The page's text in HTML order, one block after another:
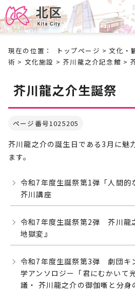
現在の位置： トップページ >文化・
術 > 文化施設 > 芥川龍之介記念館 >
芥川龍之介生誕祭
ページ番号1025205
芥川龍之介の誕生日である3月に魅
ます。
令和7年度生誕祭第1弾「人間的
芥川講座
令和7年度生誕祭第2弾 芥川龍
地獄変』
令和7年度生誕祭第3弾 劇団キ
学アンソロジー「君にむかいて
議・ 芥川龍之介の御伽噺と分身